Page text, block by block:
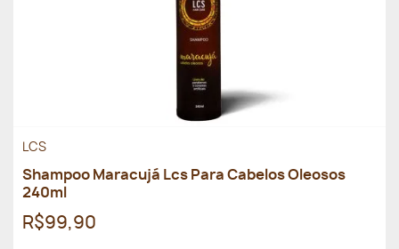
LCS
Shampoo Maracujá Lcs Para Cabelos Oleosos
240ml
R$99,90